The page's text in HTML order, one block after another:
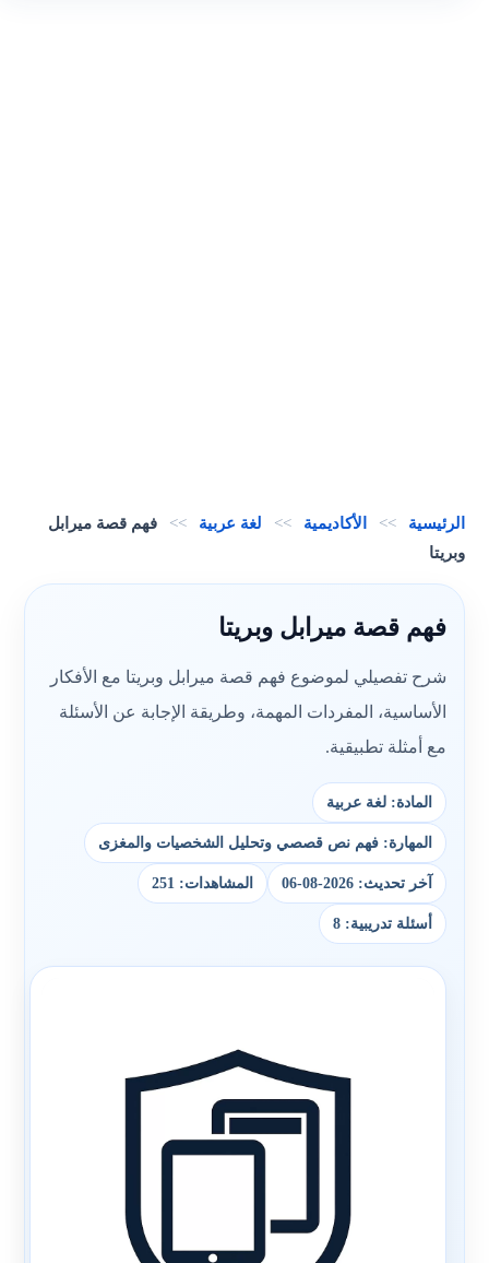
الرئيسية >> الأكاديمية >> لغة عربية >>
فهم قصة ميرابل
وبريتا
فهم قصة ميرابل وبريتا
شرح تفصيلي لموضوع فهم قصة ميرابل وبريتا مع الأفكار
الأساسية، المفردات المهمة، وطريقة الإجابة عن الأسئلة
مع أمثلة تطبيقية.
المادة: لغة عربية
المهارة: فهم نص قصصي وتحليل الشخصيات والمغزى
آخر تحديث: 2026-08-06 المشاهدات: 251
أسئلة تدريبية: 8